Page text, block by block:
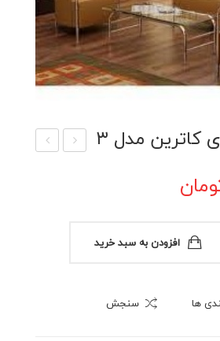
مدل ۳
افزودن به سبد خرید
ها سنجش